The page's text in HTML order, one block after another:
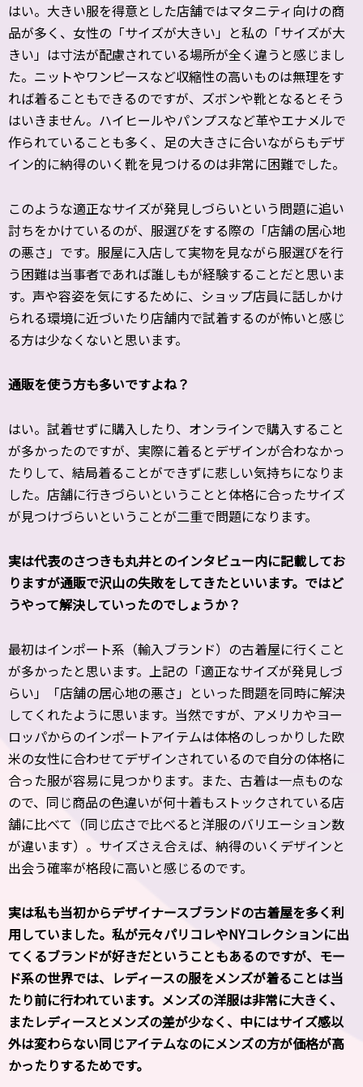
はい。大きい服を得意とした店舗ではマタニティ向けの商
品が多く、 女性の「サイズが大きい」と私の「サイズが大
きい」 は寸法が配慮されている場所が全く違うと感じまし
た。 ニットやワンピースなど収縮性の高いものは無理をす
れば着ることもできるのですが、ズボンや靴となるとそう
はいきません。 ハイヒールやパンプスなど革やエナメルで
作られていることも多く 、 足の大きさに合いながらもデザ
イン的に納得のいく靴を見つけるのは非常に困難でした。
このような適正なサイズが発見しづらいという問題に追い
討ちをかけているのが、服選びをする際の「店舗の居心地
の悪さ」です。 服屋に入店して実物を見ながら服選びを行
う困難は当事者であれば誰しもが経験することだと思いま
す。声や容姿を気にするために、 ショップ店員に話しかけ
られる環境に近づいたり店舗内で試着するのが怖いと感じ
る方は少なくないと思います。
――通販を使う方も多いですよね？
はい。試着せずに購入したり、オンラインで購入すること
が多かったのですが、実際に着るとデザインが合わなかっ
たりして、結局着ることができずに悲しい気持ちになりま
した。店舗に行きづらいということと体格に合ったサイズ
が見つけづらいということが二重で問題になります。
――実は代表のさつきも丸井とのインタビュー内に記載してお
りますが通販で沢山の失敗をしてきたといいます。ではど
うやって解決していったのでしょうか？
最初はインポート系（輸入ブランド）の古着屋に行くこと
が多かったと思います。
上記の「適正なサイズが発見しづ
らい」「店舗の居心地の悪さ」 といった問題を同時に解決
してくれたように思います。 当然ですが、 アメリカやヨー
ロッパからのインポートアイテムは体格のしっかり した欧
米の女性に合わせてデザインされているので自分の体格に
合った服が容易に見つかります。また、古着は一点ものな
ので、 同じ商品の色違いが何十着もストックされている店
舗に比べて（同じ広さで比べると洋服のバリエーション数
が違います）。サイズさえ合えば、納得のいくデザインと
出会う確率が格段に高いと感じるのです。
――実は私も当初からデザイナースブランドの古着屋を多く利
用していました。私が元々パリコレやNYコレクションに出
てくるブランドが好きだということもあるのですが、モー
ド系の世界では、レディースの服をメンズが着ることは当
たり前に行われています。メンズの洋服は非常に大きく、
またレディースとメンズの差が少なく、中にはサイズ感以
外は変わらない同じアイテムなのにメンズの方が価格が高
かったりするためです。